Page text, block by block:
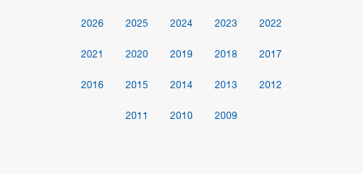
2026 2025 2024 2023 2022
2021 2020 2019 2018 2017
2016 2015 2014 2013 2012
2011 2010 2009